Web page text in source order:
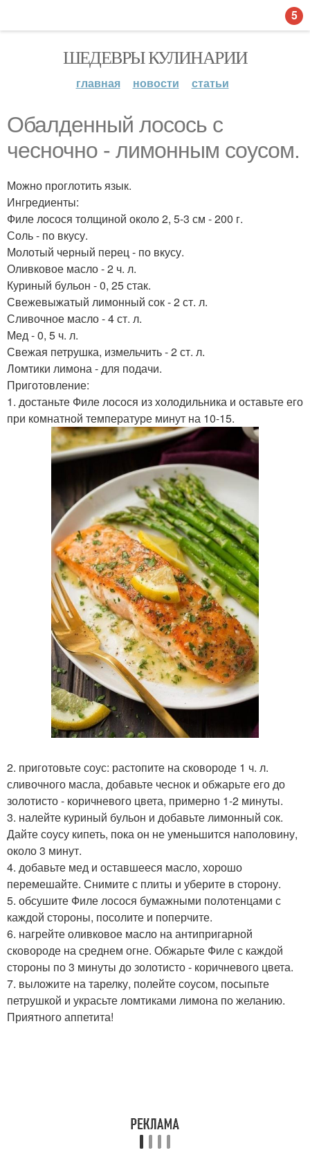
ШЕДЕВРЫ КУЛИНАРИИ
главная новости статьи
Обалденный лосось с
чесночно - лимонным соусом.
Можно проглотить язык.
Ингредиенты:
Филе лосося толщиной около 2, 5-3 см - 200 г.
Соль - по вкусу.
Молотый черный перец - по вкусу.
Оливковое масло - 2 ч. л.
Куриный бульон - 0, 25 стак.
Свежевыжатый лимонный сок - 2 ст. л.
Сливочное масло - 4 ст. л.
Мед - 0, 5 ч. л.
Свежая петрушка, измельчить - 2 ст. л.
Ломтики лимона - для подачи.
Приготовление:
1. достаньте Филе лосося из холодильника и оставьте его
при комнатной температуре минут на 10-15.
2. приготовьте соус: растопите на сковороде 1 ч. л.
сливочного масла, добавьте чеснок и обжарьте его до
золотисто - коричневого цвета, примерно 1-2 минуты.
3. налейте куриный бульон и добавьте лимонный сок.
Дайте соусу кипеть, пока он не уменьшится наполовину,
около 3 минут.
4. добавьте мед и оставшееся масло, хорошо
перемешайте. Снимите с плиты и уберите в сторону.
5. обсушите Филе лосося бумажными полотенцами с
каждой стороны, посолите и поперчите.
6. нагрейте оливковое масло на антипригарной
сковороде на среднем огне. Обжарьте Филе с каждой
стороны по 3 минуты до золотисто - коричневого цвета.
7. выложите на тарелку, полейте соусом, посыпьте
петрушкой и украсьте ломтиками лимона по желанию.
Приятного аппетита!
5